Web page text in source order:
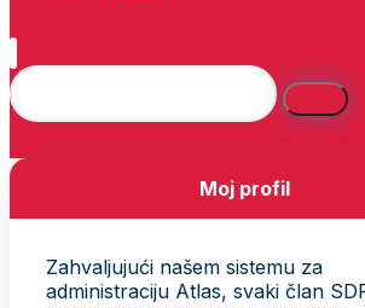
Moj profil
Zahvaljujući našem sistemu za
administraciju Atlas, svaki član